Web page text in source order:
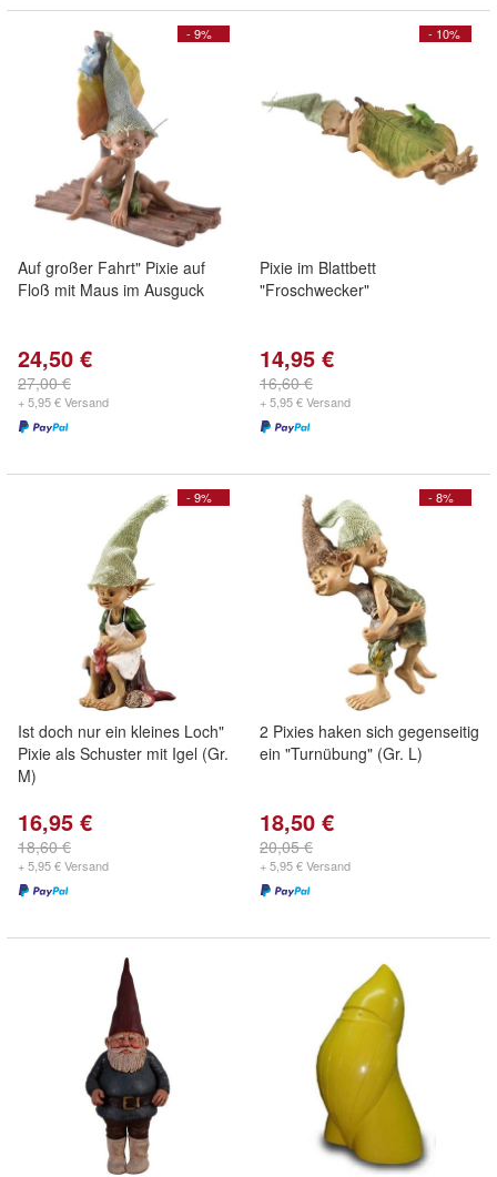
- 9%
Auf großer Fahrt" Pixie auf
Floß mit Maus im Ausguck
24,50 €
27,00 €
+ 5,95 € Versand
- 10%
Pixie im Blattbett
"Froschwecker"
14,95 €
16,60 €
+ 5,95 € Versand
- 9%
Ist doch nur ein kleines Loch"
Pixie als Schuster mit Igel (Gr.
M)
16,95 €
18,60 €
+ 5,95 € Versand
- 8%
2 Pixies haken sich gegenseitig
ein "Turnübung" (Gr. L)
18,50 €
20,05 €
+ 5,95 € Versand